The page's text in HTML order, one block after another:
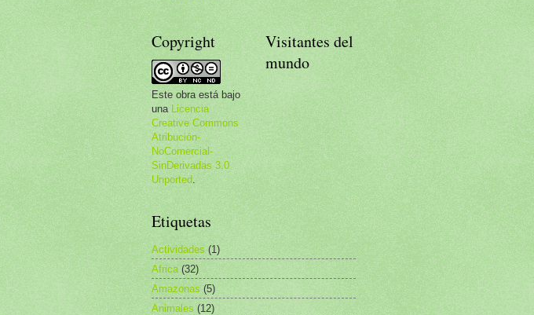
Copyright
Este obra está bajo
una Licencia
Creative Commons
Atribución-
NoComercial-
SinDerivadas 3.0
Unported.
Visitantes del
mundo
Etiquetas
Actividades (1)
Africa (32)
Amazonas (5)
Animales (12)